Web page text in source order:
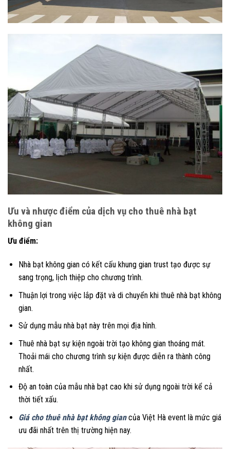
Ưu và nhược điểm của dịch vụ cho thuê nhà bạt
không gian
Ưu điểm:
Nhà bạt không gian có kết cấu khung gian trust tạo được sự
sang trọng, lịch thiệp cho chương trình.
Thuận lợi trong việc lắp đặt và di chuyển khi thuê nhà bạt không
gian.
Sử dụng mẫu nhà bạt này trên mọi địa hình.
Thuê nhà bạt sự kiện ngoài trời tạo không gian thoáng mát.
Thoải mái cho chương trình sự kiện được diễn ra thành công
nhất.
Độ an toàn của mẫu nhà bạt cao khi sử dụng ngoài trời kể cả
thời tiết xấu.
Giá cho thuê nhà bạt không giancủa Việt Hà event là mức giá
ưu đãi nhất trên thị trường hiện nay.